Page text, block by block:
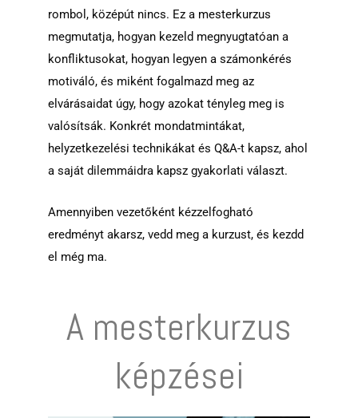
rombol, középút nincs. Ez a mesterkurzus
megmutatja, hogyan kezeld megnyugtatóan a
konfliktusokat, hogyan legyen a számonkérés
motiváló, és miként fogalmazd meg az
elvárásaidat úgy, hogy azokat tényleg meg is
valósítsák. Konkrét mondatmintákat,
helyzetkezelési technikákat és Q&A-t kapsz, ahol
a saját dilemmáidra kapsz gyakorlati választ.
Amennyiben vezetőként kézzelfogható
eredményt akarsz, vedd meg a kurzust, és kezdd
el még ma.
A mesterkurzus
képzései